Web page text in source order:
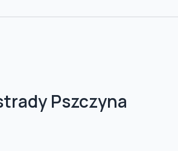
Pszczyna